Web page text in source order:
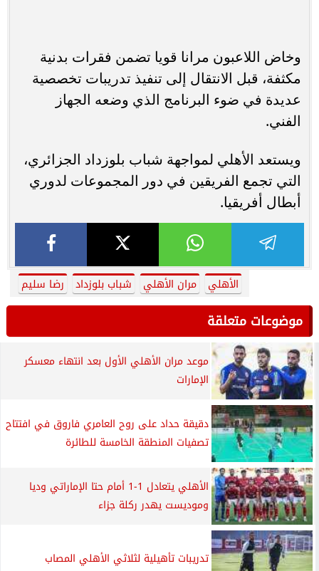
وخاض اللاعبون مرانا قويا تضمن فقرات بدنية
مكثفة، قبل الانتقال إلى تنفيذ تدريبات تخصصية
عديدة في ضوء البرنامج الذي وضعه الجهاز
الفني.
ويستعد الأهلي لمواجهة شباب بلوزداد الجزائري،
التي تجمع الفريقين في دور المجموعات لدوري
أبطال أفريقيا.‏
الأهلي مران الأهلي شباب بلوزداد رضا سليم
موضوعات متعلقة
موعد مران الأهلي الأول بعد انتهاء معسكر
الإمارات
دقيقة حداد على روح العامري فاروق في افتتاح
تصفيات المنطقة الخامسة للطائرة
الأهلي يتعادل 1-1 أمام حتا الإماراتي وديا
وموديست يهدر ركلة جزاء
تدريبات تأهيلية لثلاثي الأهلي المصاب